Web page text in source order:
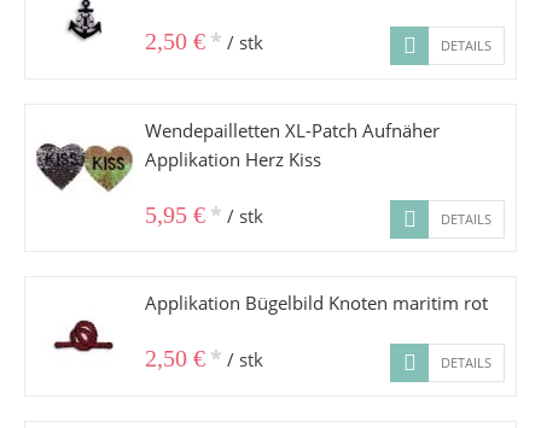
2,50 € * / stk DETAILS
Wendepailletten XL-Patch Aufnäher
Applikation Herz Kiss
5,95 € * / stk DETAILS
Applikation Bügelbild Knoten maritim rot
2,50 € * / stk DETAILS